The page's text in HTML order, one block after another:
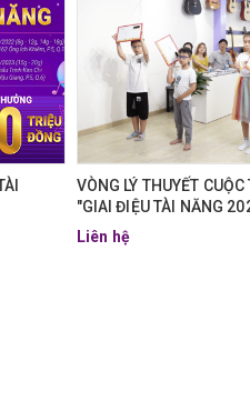
VÒNG LÝ THUYẾT
"GIAI ĐIỆU TÀI NĂNG
Liên hệ